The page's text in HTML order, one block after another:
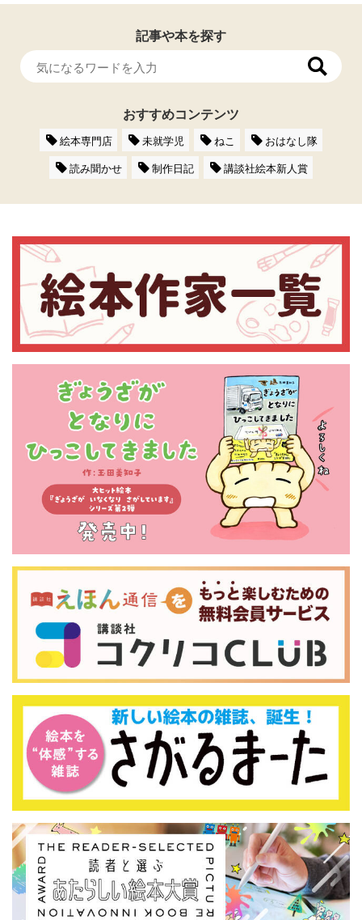
記事や本を探す
おすすめコンテンツ
絵本専門店 未就学児 ねこ
おはなし隊
読み聞かせ
制作日記 講談社絵本新人賞